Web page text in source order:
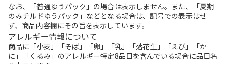
なお、「普通ゆうパック」の場合は表示しません。また、「夏期
のみチルドゆうパック」などとなる場合は、記号での表示はせ
ず、商品内容欄にその旨を表示しています。
アレルギー情報について
商品に「小麦」「そば」「卵」「乳」「落花生」「えび」「か
に」「くるみ」のアレルギー特定8品目を含んでいる場合に品目名